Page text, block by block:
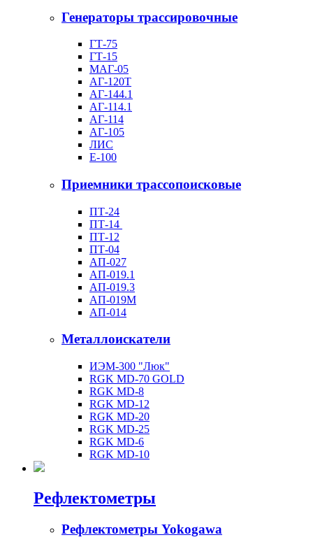
Генераторы трассировочные
ГТ-75
ГТ-15
МАГ-05
АГ-120Т
АГ-144.1
АГ-114.1
АГ-114
АГ-105
ЛИС
Е-100
Приемники трассопоисковые
ПТ-24
ПТ-14
ПТ-12
ПТ-04
АП-027
АП-019.1
АП-019.3
АП-019М
АП-014
Металлоискатели
ИЭМ-300 "Люк"
RGK MD-70 GOLD
RGK MD-8
RGK MD-12
RGK MD-20
RGK MD-25
RGK MD-6
RGK MD-10
Рефлектометры
Рефлектометры Yokogawa